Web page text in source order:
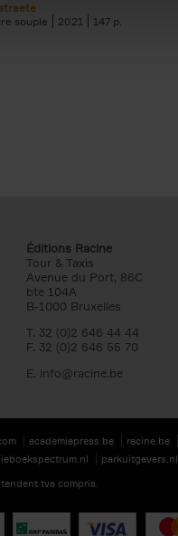
souple
2021 147
Éditions Racine
Tour & Taxis
Avenue du Port, 86C
bte 104A
B-1000 Bruxelles
T. 32 (0)2 646 44 44
F. 32 (0)2 646 55 70
E. info@racine.be
academiapress.be racine.be
parkuitgevers.nl
tva compris.